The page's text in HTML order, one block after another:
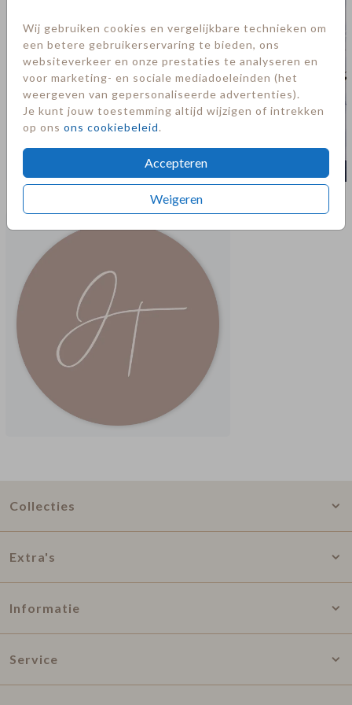
Wij gebruiken cookies en vergelijkbare technieken om
een betere gebruikerservaring te bieden, ons
websiteverkeer en onze prestaties te analyseren en
voor marketing- en sociale mediadoeleinden (het
weergeven van gepersonaliseerde advertenties).
Je kunt jouw toestemming altijd wijzigen of intrekken
op ons ons cookiebeleid.
Accepteren
Weigeren
Collecties
Extra's
Informatie
Service